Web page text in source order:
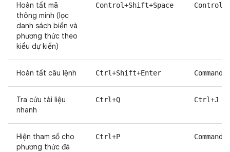
Hoàn tất mã
thông minh (lọc
danh sách biến và
phương thức theo
kiểu dự kiến)
Control+Shift+Space
Hoàn tất câu lệnh Ctrl+Shift+Enter
Tra cứu tài liệu
nhanh
Ctrl+Q Ctrl+J
Hiện tham số cho
phương thức đã
Ctrl+P